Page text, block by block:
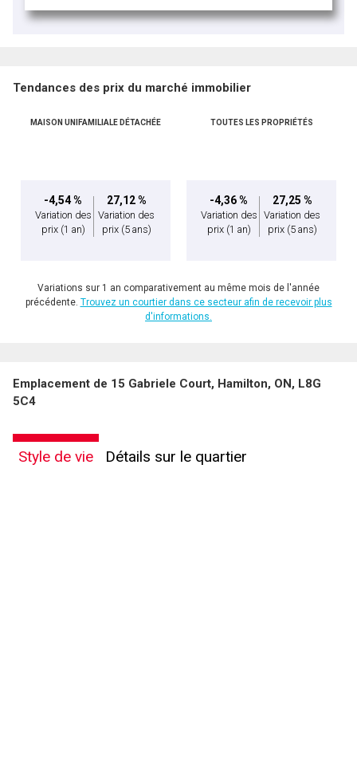
Tendances des prix du marché immobilier
MAISON UNIFAMILIALE DÉTACHÉE
-4,54 %
Variation des
prix (1 an)
27,12 %
Variation des
prix (5 ans)
TOUTES LES PROPRIÉTÉS
-4,36 %
Variation des
prix (1 an)
27,25 %
Variation des
prix (5 ans)
Variations sur 1 an comparativement au même mois de l'année
précédente. Trouvez un courtier dans ce secteur afin de recevoir plus
d'informations.
Emplacement de 15 Gabriele Court, Hamilton, ON, L8G
5C4
Style de vie Détails sur le quartier